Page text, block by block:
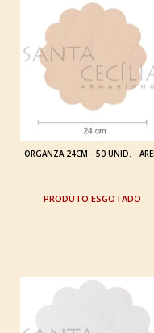
ORGANZA 24CM - 50 UNID. -
ESGOTADO